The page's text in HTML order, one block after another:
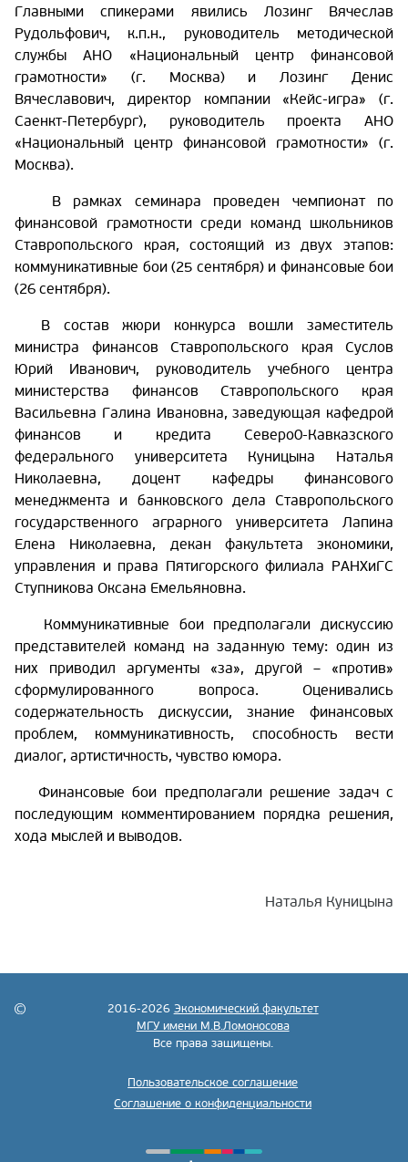
Главными спикерами явились Лозинг Вячеслав
Рудольфович, к.п.н., руководитель методической
службы АНО «Национальный центр финансовой
грамотности» (г. Москва) и Лозинг Денис
Вячеславович, директор компании «Кейс-игра» (г.
Саенкт-Петербург), руководитель проекта АНО
«Национальный центр финансовой грамотности» (г.
Москва).
В рамках семинара проведен чемпионат по
финансовой грамотности среди команд школьников
Ставропольского края, состоящий из двух этапов:
коммуникативные бои (25 сентября) и финансовые бои
(26 сентября).
В состав жюри конкурса вошли заместитель
министра финансов Ставропольского края Суслов
Юрий Иванович, руководитель учебного центра
министерства финансов Ставропольского края
Васильевна Галина Ивановна, заведующая кафедрой
финансов и кредита Северо0-Кавказского
федерального университета Куницына Наталья
Николаевна, доцент кафедры финансового
менеджмента и банковского дела Ставропольского
государственного аграрного университета Лапина
Елена Николаевна, декан факультета экономики,
управления и права Пятигорского филиала РАНХиГС
Ступникова Оксана Емельяновна.
Коммуникативные бои предполагали дискуссию
представителей команд на заданную тему: один из
них приводил аргументы «за», другой – «против»
сформулированного вопроса. Оценивались
содержательность дискуссии, знание финансовых
проблем, коммуникативность, способность вести
диалог, артистичность, чувство юмора.
Финансовые бои предполагали решение задач с
последующим комментированием порядка решения,
хода мыслей и выводов.
Наталья Куницына
2016-2026 Экономический факультет
МГУ имени М.В.Ломоносова
Все права защищены.
Пользовательское соглашение
Соглашение о конфиденциальности